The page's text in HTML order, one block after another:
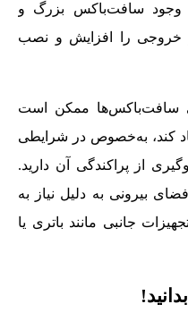
وجود سافت‌باکس بزرگ و
خروجی را افزایش و نصب
سافت‌باکس‌ها ممکن است
کند، به‌خصوص در شرایطی
از پراکندگی آن دارید.
بیرونی به دلیل نیاز به
جانبی مانند باتری یا